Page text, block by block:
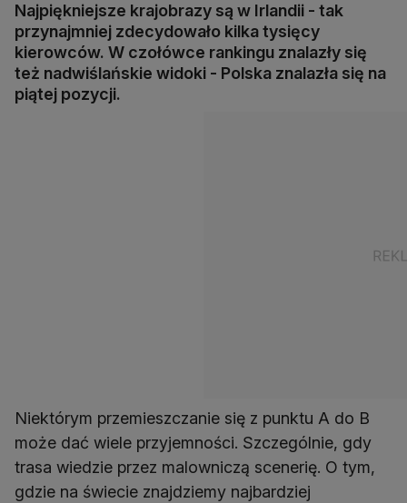
Najpiękniejsze krajobrazy są w Irlandii - tak
przynajmniej zdecydowało kilka tysięcy
kierowców. W czołówce rankingu znalazły się
też nadwiślańskie widoki - Polska znalazła się na
piątej pozycji.
Niektórym przemieszczanie się z punktu A do B
może dać wiele przyjemności. Szczególnie, gdy
trasa wiedzie przez malowniczą scenerię. O tym,
gdzie na świecie znajdziemy najbardziej